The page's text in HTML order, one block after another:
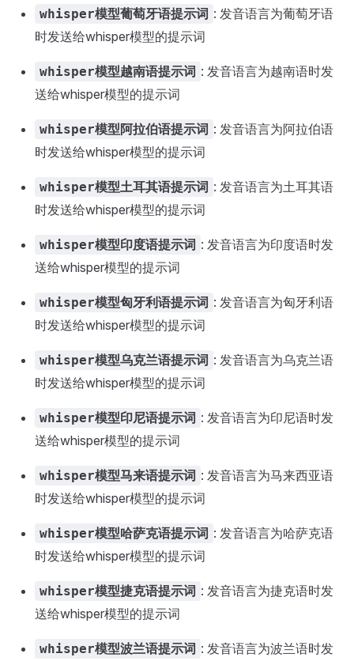
whisper模型葡萄牙语提示词 : 发音语言为葡萄牙语
时发送给whisper模型的提示词
whisper模型越南语提示词 : 发音语言为越南语时发
送给whisper模型的提示词
whisper模型阿拉伯语提示词 : 发音语言为阿拉伯语
时发送给whisper模型的提示词
whisper模型土耳其语提示词 : 发音语言为土耳其语
时发送给whisper模型的提示词
whisper模型印度语提示词 : 发音语言为印度语时发
送给whisper模型的提示词
whisper模型匈牙利语提示词 : 发音语言为匈牙利语
时发送给whisper模型的提示词
whisper模型乌克兰语提示词 : 发音语言为乌克兰语
时发送给whisper模型的提示词
whisper模型印尼语提示词 : 发音语言为印尼语时发
送给whisper模型的提示词
whisper模型马来语提示词 : 发音语言为马来西亚语
时发送给whisper模型的提示词
whisper模型哈萨克语提示词 : 发音语言为哈萨克语
时发送给whisper模型的提示词
whisper模型捷克语提示词 : 发音语言为捷克语时发
送给whisper模型的提示词
whisper模型波兰语提示词 : 发音语言为波兰语时发